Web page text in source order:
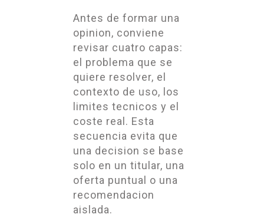
Antes de formar una
opinion, conviene
revisar cuatro capas:
el problema que se
quiere resolver, el
contexto de uso, los
limites tecnicos y el
coste real. Esta
secuencia evita que
una decision se base
solo en un titular, una
oferta puntual o una
recomendacion
aislada.